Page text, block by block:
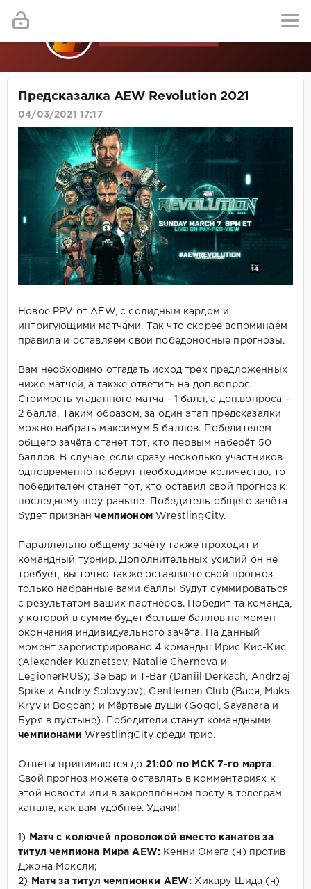
Предсказалка AEW Revolution 2021
04/03/2021 17:17
Новое PPV от AEW, с солидным кардом и
интригующими матчами. Так что скорее вспоминаем
правила и оставляем свои победоносные прогнозы.
Вам необходимо отгадать исход трех предложенных
ниже матчей, а также ответить на доп.вопрос.
Стоимость угаданного матча - 1 балл, а доп.вопроса -
2 балла. Таким образом, за один этап предсказалки
можно набрать максимум 5 баллов. Победителем
общего зачёта станет тот, кто первым наберёт 50
баллов. В случае, если сразу несколько участников
одновременно наберут необходимое количество, то
победителем станет тот, кто оставил свой прогноз к
последнему шоу раньше. Победитель общего зачёта
будет признанчемпиономWrestlingCity.
Параллельно общему зачёту также проходит и
командный турнир. Дополнительных усилий он не
требует, вы точно также оставляете свой прогноз,
только набранные вами баллы будут суммироваться
с результатом ваших партнёров. Победит та команда,
у которой в сумме будет больше баллов на момент
окончания индивидуального зачёта. На данный
момент зарегистрировано 4 команды: Ирис Кис-Кис
(Alexander Kuznetsov, Natalie Chernova и
LegionerRUS); Зе Бар и T-Bar (Daniil Derkach, Andrzej
Spike и Andriy Solovyov); Gentlemen Club (Вася, Maks
Kryv и Bogdan) и Мёртвые души (Gogol, Sayanara и
Буря в пустыне). Победители станут командными
чемпионами WrestlingCity среди трио.
Ответы принимаются до 21:00 по МСК 7-го марта.
Свой прогноз можете оставлять в комментариях к
этой новости или в закреплённом посту в телеграм
канале, как вам удобнее. Удачи!
1)
Матч с колючей проволокой вместо канатов за
титул чемпиона Мира AEW: Кенни Омега (ч) против
Джона Моксли;
2)
Матч за титул чемпионки AEW: Хикару Шида (ч)